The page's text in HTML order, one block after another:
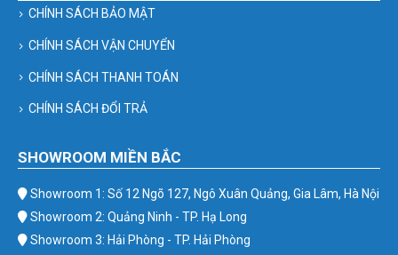
CHÍNH SÁCH BẢO MẬT
CHÍNH SÁCH VẬN CHUYỂN
CHÍNH SÁCH THANH TOÁN
CHÍNH SÁCH ĐỔI TRẢ
SHOWROOM MIỀN BẮC
Showroom 1: Số 12 Ngõ 127, Ngô Xuân Quảng, Gia Lâm, Hà Nội
Showroom 2: Quảng Ninh - TP. Hạ Long
Showroom 3: Hải Phòng - TP. Hải Phòng